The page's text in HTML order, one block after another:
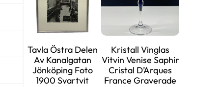
Tavla Östra Delen
Av Kanalgatan
Jönköping Foto
1900 Svartvit
Kristall Vinglas
Vitvin Venise Saphir
Cristal D’Arques
France Graverade